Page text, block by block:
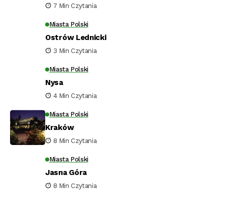
7 Min Czytania
Miasta Polski
Ostrów Lednicki
3 Min Czytania
Miasta Polski
Nysa
4 Min Czytania
Miasta Polski
Kraków
8 Min Czytania
Miasta Polski
Jasna Góra
8 Min Czytania